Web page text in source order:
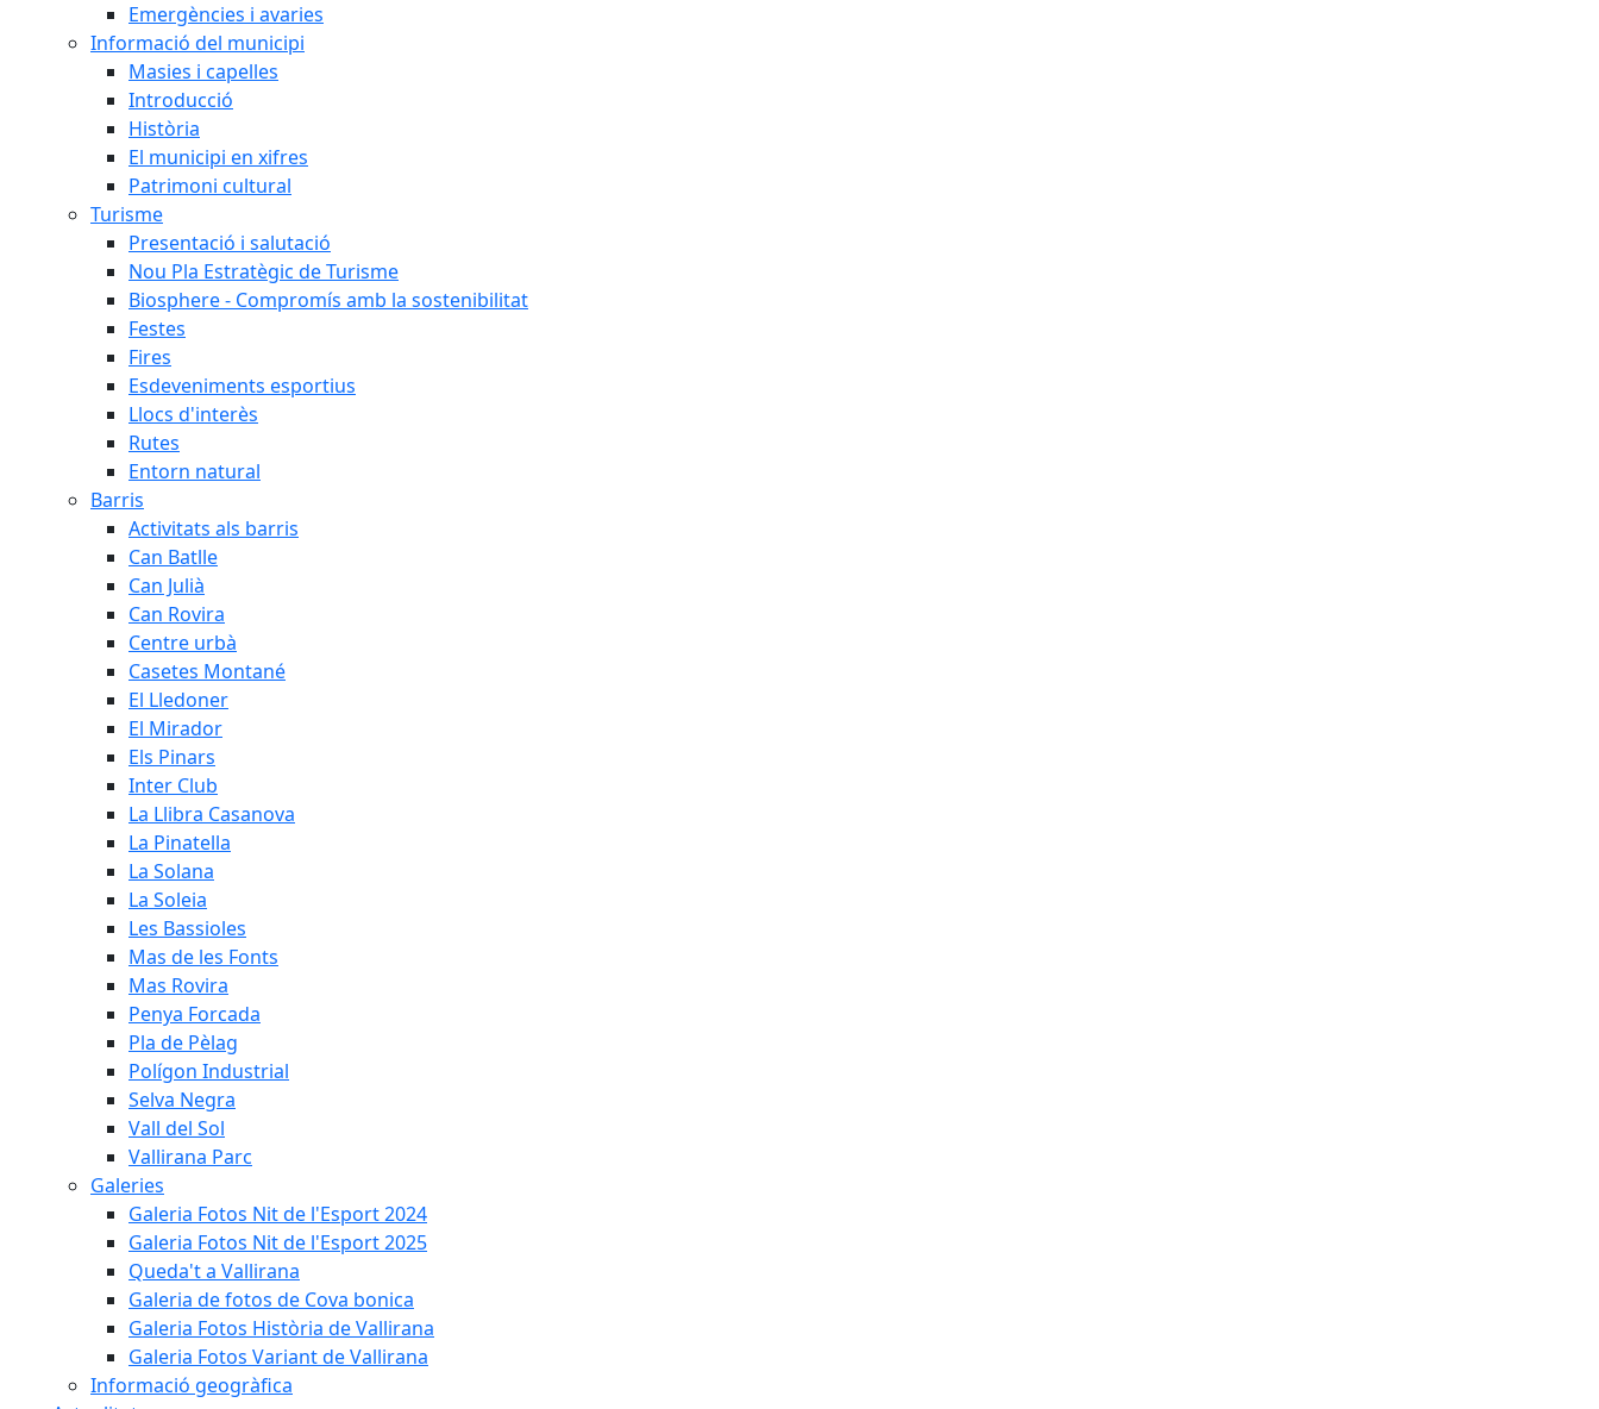
Emergències i avaries
Informació del municipi
Masies i capelles
Introducció
Història
El municipi en xifres
Patrimoni cultural
Turisme
Presentació i salutació
Nou Pla Estratègic de Turisme
Biosphere - Compromís amb la sostenibilitat
Festes
Fires
Esdeveniments esportius
Llocs d'interès
Rutes
Entorn natural
Barris
Activitats als barris
Can Batlle
Can Julià
Can Rovira
Centre urbà
Casetes Montané
El Lledoner
El Mirador
Els Pinars
Inter Club
La Llibra Casanova
La Pinatella
La Solana
La Soleia
Les Bassioles
Mas de les Fonts
Mas Rovira
Penya Forcada
Pla de Pèlag
Polígon Industrial
Selva Negra
Vall del Sol
Vallirana Parc
Galeries
Galeria Fotos Nit de l'Esport 2024
Galeria Fotos Nit de l'Esport 2025
Queda't a Vallirana
Galeria de fotos de Cova bonica
Galeria Fotos Història de Vallirana
Galeria Fotos Variant de Vallirana
Informació geogràfica